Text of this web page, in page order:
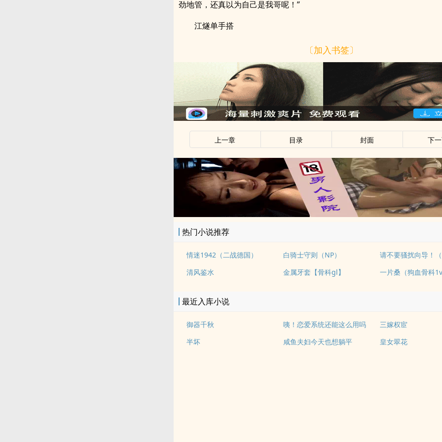
劲地管，还真以为自己是我哥呢！”
江燧单手搭
〔加入书签〕
上一章 目录 封面 下
热门小说推荐
情迷1942（二战德国）
白骑士守则（NP）
清风鉴水
金属牙套【骨科gl】 一片桑（狗血骨科
最近入库小说
御器千秋 咦！恋爱系统还能这么用吗
三嫁权宦
半坏
咸鱼夫妇今天也想躺平 皇女翠花